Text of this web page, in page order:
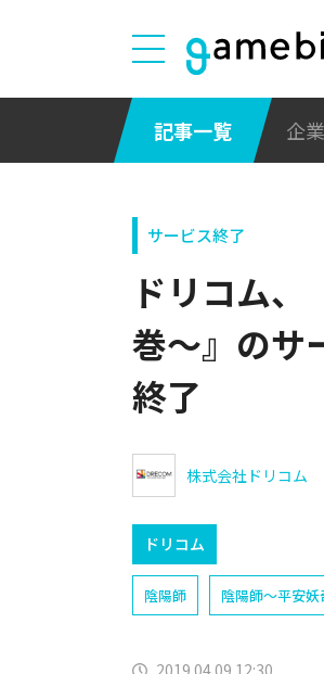
記事一覧 企
サービス終了
ドリコム
巻～』のサ
終了
株式会社ドリコム
ドリコム
陰陽師 陰陽師〜平安
2019.04.09 12:30